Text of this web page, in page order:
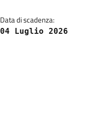
Data di scadenza:
04 Luglio 2026